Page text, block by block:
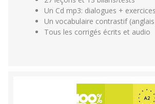
Un Cd mp3: dialogues + exercices
Un vocabulaire contrastif
Tous les corrigés écrits et audio